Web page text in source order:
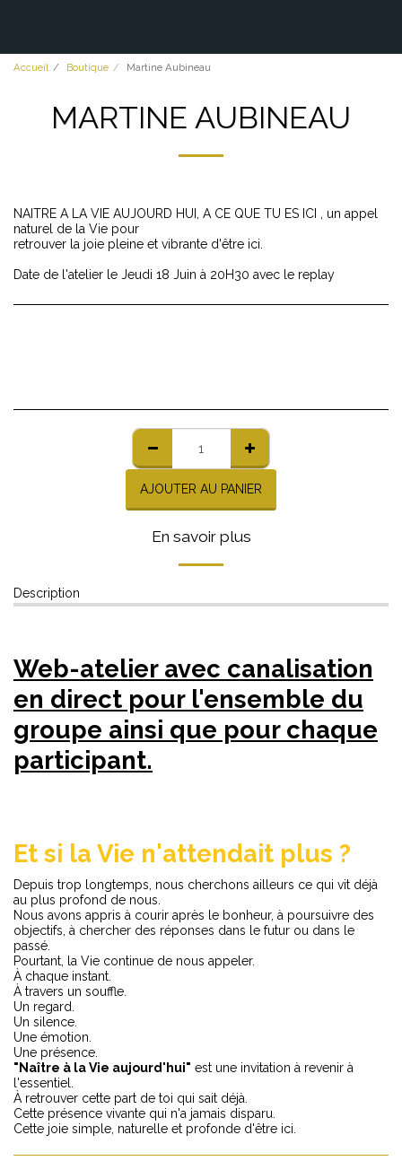
Accueil Boutique Martine Aubineau
MARTINE AUBINEAU
NAITRE A LA VIE AUJOURD HUI, A CE QUE TU ES ICI , un appel
naturel de la Vie pour
retrouver la joie pleine et vibrante d'être ici.
Date de l'atelier le Jeudi 18 Juin à 20H30 avec le replay
AJOUTER AU PANIER
En savoir plus
Description
Web-atelier avec canalisation
en direct pour l'ensemble du
groupe ainsi que pour chaque
participant.
Et si la Vie n'attendait plus ?
Depuis trop longtemps, nous cherchons ailleurs ce qui vit déjà
au plus profond de nous.
Nous avons appris à courir après le bonheur, à poursuivre des
objectifs, à chercher des réponses dans le futur ou dans le
passé.
Pourtant, la Vie continue de nous appeler.
À chaque instant.
À travers un souffle.
Un regard.
Un silence.
Une émotion.
Une présence.
"Naître à la Vie aujourd'hui" est une invitation à revenir à
l'essentiel.
À retrouver cette part de toi qui sait déjà.
Cette présence vivante qui n'a jamais disparu.
Cette joie simple, naturelle et profonde d'être ici.